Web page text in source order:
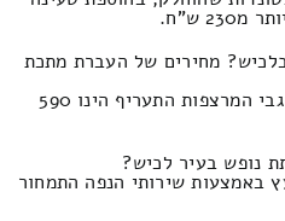
מחירים של העברת מתכת
כולל השכרת מנוף והטענה על-גבי המרצפות התעריף הינו 590
נופש בעיר לכיש?
באמצעות שירותי הנפה התמחור